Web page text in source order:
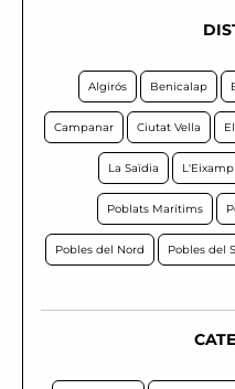
Algirós Benicalap
Campanar Ciutat Vella
La Saïdia
Poblats Marítims
Pobles del Nord Pobles del